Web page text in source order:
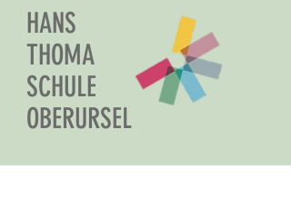
HANS
THOMA
SCHULE
OBERURSEL